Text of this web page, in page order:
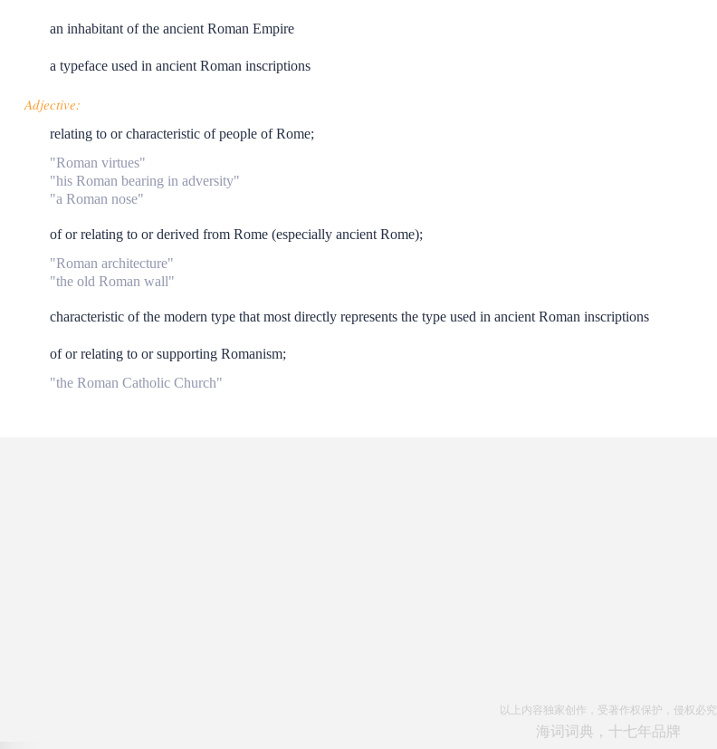
an inhabitant of the ancient Roman Empire
a typeface used in ancient Roman inscriptions
Adjective:
relating to or characteristic of people of Rome;
"Roman virtues"
"his Roman bearing in adversity"
"a Roman nose"
of or relating to or derived from Rome (especially ancient Rome);
"Roman architecture"
"the old Roman wall"
characteristic of the modern type that most directly represents the type used in ancient Roman inscriptions
of or relating to or supporting Romanism;
"the Roman Catholic Church"
以上内容独家创作，受著作权保护，侵权必究
海词词典，十七年品牌